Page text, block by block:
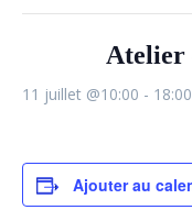
Atelier
11 juillet @10:00 - 18:00
Ajouter au